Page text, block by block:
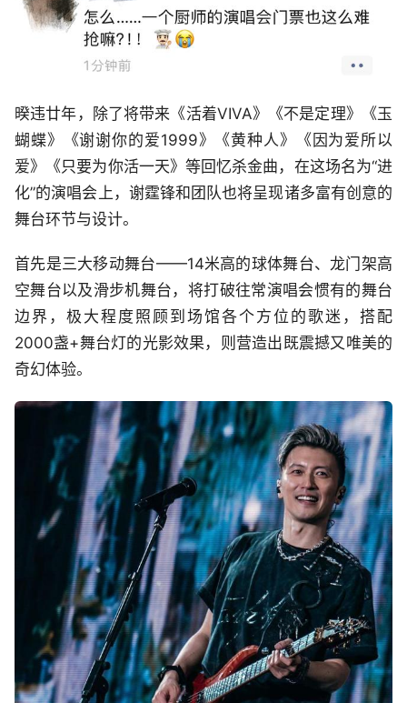
暌违廿年，除了将带来《活着VIVA》《不是定理》《玉
蝴蝶》《谢谢你的爱1999》《黄种人》《因为爱所以
爱》《只要为你活一天》等回忆杀金曲，在这场名为“进
化”的演唱会上，谢霆锋和团队也将呈现诸多富有创意的
舞台环节与设计。
首先是三大移动舞台——14米高的球体舞台、龙门架高
空舞台以及滑步机舞台，将打破往常演唱会惯有的舞台
边界，极大程度照顾到场馆各个方位的歌迷，搭配
2000盏+舞台灯的光影效果，则营造出既震撼又唯美的
奇幻体验。